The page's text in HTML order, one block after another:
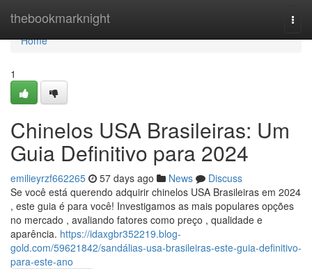
thebookmarknight
Home
Home
1
Chinelos USA Brasileiras: Um
Guia Definitivo para 2024
emilieyrzf662265 57 days ago News
Discuss
Se você está querendo adquirir chinelos USA Brasileiras em 2024
, este guia é para você! Investigamos as mais populares opções
no mercado , avaliando fatores como preço , qualidade e
aparência. https://idaxgbr352219.blog-
gold.com/59621842/sandálias-usa-brasileiras-este-guia-definitivo-
para-este-ano